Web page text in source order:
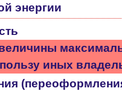
энергии
иных